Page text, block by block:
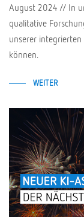
August 2024 // In
qualitative
unserer
können.
WEITER